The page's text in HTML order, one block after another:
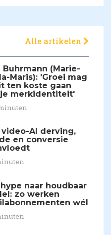
Alle artikelen
Buhrmann (Marie-
Maris): 'Groei mag
ten koste gaan
merkidentiteit'
video-AI derving,
en conversie
naar houdbaar
zo werken
wél